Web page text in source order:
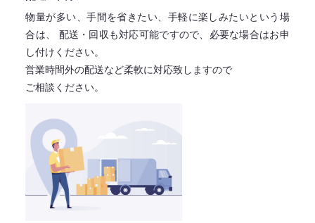
物量が多い、手間を省きたい、手軽に楽しみたいという場
合は、
配送・回収も対応可能ですので、必要な場合はお申
し付けください。
営業時間外の配送など柔軟に対応致しますので
ご相談ください。